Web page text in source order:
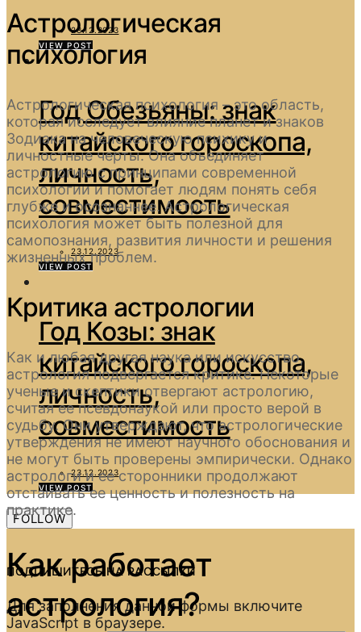
23.12.2023
VIEW POST
Год Обезьяны: знак
китайского гороскопа,
личность,
совместимость
23.12.2023
VIEW POST
Год Козы: знак
китайского гороскопа,
личность,
совместимость
23.12.2023
VIEW POST
FOLLOW
ПОДПИШИТЕСЬ НА РАССЫЛКИ
Для заполнения данной формы включите
JavaScript в браузере.
Астрологическая
психология
Астрологическая психология – это область,
которая исследует влияние планет и знаков
Зодиака на человеческую психику и
личностные черты. Она объединяет
астрологию с принципами современной
психологии и помогает людям понять себя
глубже и осознаннее. Астрологическая
психология может быть полезной для
самопознания, развития личности и решения
жизненных проблем.
Критика астрологии
Как и любая другая наука или искусство,
астрология подвергается критике. Некоторые
ученые и скептики отвергают астрологию,
считая ее псевдонаукой или просто верой в
судьбу. Они утверждают, что астрологические
утверждения не имеют научного обоснования и
не могут быть проверены эмпирически. Однако
астрологи и ее сторонники продолжают
отстаивать ее ценность и полезность на
практике.
Как работает
астрология?